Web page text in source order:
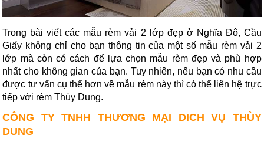
Trong bài viết các mẫu rèm vải 2 lớp đẹp ở Nghĩa Đô, Cầu
Giấy không chỉ cho bạn thông tin của một số mẫu rèm vải 2
lớp mà còn có cách để lựa chọn mẫu rèm đẹp và phù hợp
nhất cho không gian của bạn. Tuy nhiên, nếu bạn có nhu cầu
được tư vấn cụ thể hơn về mẫu rèm này thì có thể liên hệ trực
tiếp với rèm Thùy Dung.
CÔNG TY TNHH THƯƠNG MẠI DICH VỤ THÙY
DUNG